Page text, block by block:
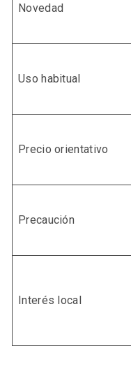
Novedad
Uso habitual
Precio orientativo
Precaución
Interés local